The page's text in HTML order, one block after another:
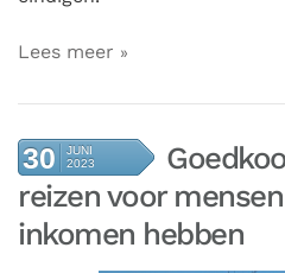
Lees meer
30
JUNI
2023
reizen voor
inkomen hebben